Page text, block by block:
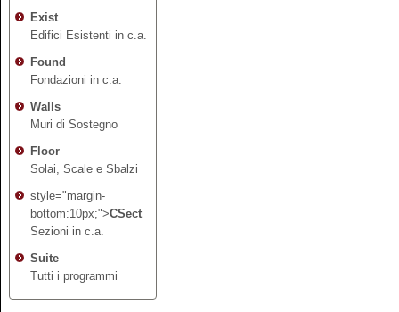
Exist
Edifici Esistenti in c.a.
Found
Fondazioni in c.a.
Walls
Muri di Sostegno
Floor
Solai, Scale e Sbalzi
style="margin-
bottom:10px;">CSect
Sezioni in c.a.
Suite
Tutti i programmi